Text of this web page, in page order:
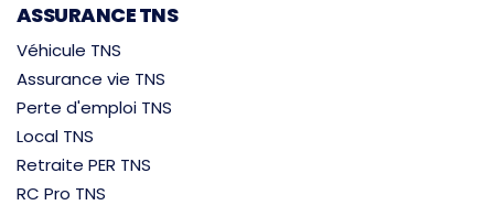
ASSURANCE TNS
Véhicule TNS
Assurance vie TNS
Perte d'emploi TNS
Local TNS
Retraite PER TNS
RC Pro TNS